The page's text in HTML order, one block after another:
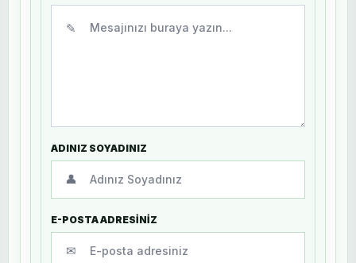
✎
ADINIZ SOYADINIZ
👤
E-POSTA ADRESİNİZ
✉